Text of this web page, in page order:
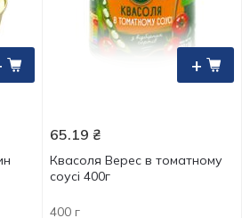
+
65.19 ₴
Квасоля Верес в томатному
соусі 400г
400 г